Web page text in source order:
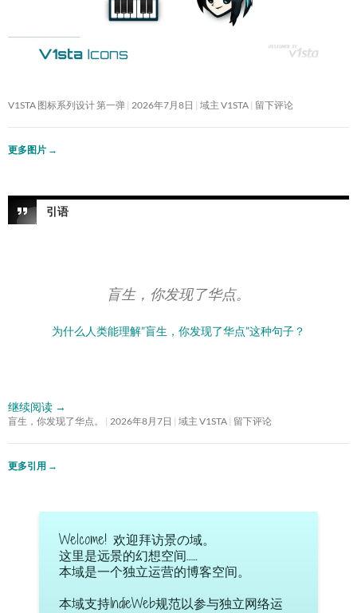
V1STA 图标系列设计 第一弹 2026年7月8日 域主 V1STA 留下评论
更多图片 →
引语
盲生，你发现了华点。
为什么人类能理解”盲生，你发现了华点”这种句子？
继续阅读 →
盲生，你发现了华点。 2026年8月7日 域主 V1STA 留下评论
更多引用 →
Welcome! 欢迎拜访景の域。
这里是远景的幻想空间……
本域是一个独立运营的博客空间。
本域支持IndieWeb规范以参与独立网络运